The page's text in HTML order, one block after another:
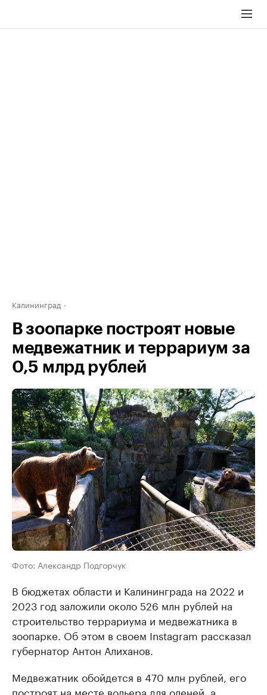
Калининград
В зоопарке построят новые
медвежатник и террариум за
0,5 млрд рублей
Фото: Александр Подгорчук
В бюджетах области и Калининграда на 2022 и
2023 год заложили около 526 млн рублей на
строительство террариума и медвежатника в
зоопарке. Об этом в своем Instagram рассказал
губернатор Антон Алиханов.
Медвежатник обойдется в 470 млн рублей, его
построят на месте вольера для оленей, а